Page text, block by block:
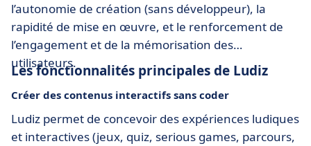
l’autonomie de création (sans développeur), la
rapidité de mise en œuvre, et le renforcement de
l’engagement et de la mémorisation des
utilisateurs.
Les fonctionnalités principales de Ludiz
Créer des contenus interactifs sans coder
Ludiz permet de concevoir des expériences ludiques
et interactives (jeux, quiz, serious games, parcours,